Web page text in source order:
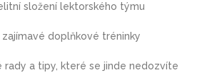
složení lektorského týmu
zajímavé doplňkové tréninky
rady a tipy, které se jinde nedozvíte